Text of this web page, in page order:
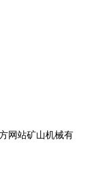
网站矿山机械有